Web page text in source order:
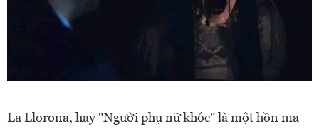
La Llorona, hay "Người phụ nữ khóc" là một hồn ma